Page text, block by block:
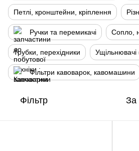
Петлі, кронштейни, кріплення
Ручки та перемикачі Сопло,
Трубки, перехідники
Фільтри кавоварок, кавомашини
Фільтр За